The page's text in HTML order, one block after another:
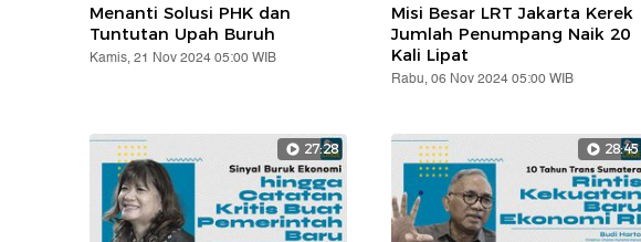
Menanti Solusi PHK dan
Tuntutan Upah Buruh
Kamis, 21 Nov 2024 05:00 WIB
Misi Besar LRT Jakarta Kerek
Jumlah Penumpang Naik 20
Kali Lipat
Rabu, 06 Nov 2024 05:00 WIB
27:28 28:45